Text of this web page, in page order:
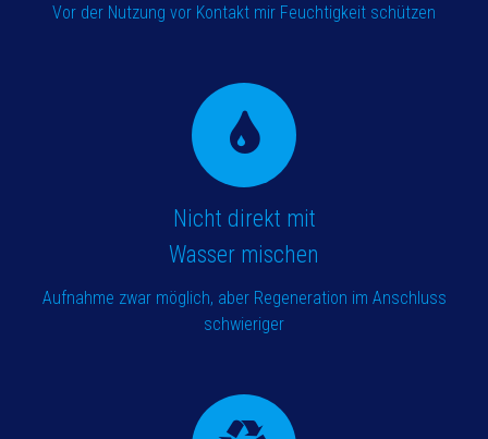
Vor der Nutzung vor Kontakt mir Feuchtigkeit schützen
Nicht direkt mit
Wasser mischen
Aufnahme zwar möglich, aber Regeneration im Anschluss
schwieriger